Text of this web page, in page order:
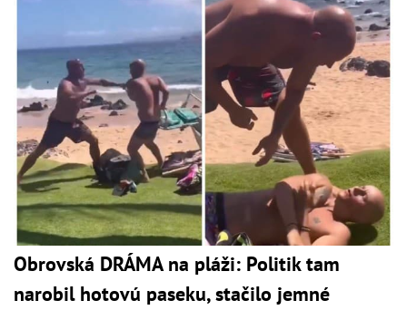
Obrovská DRÁMA na pláži: Politik tam
narobil hotovú paseku, stačilo jemné